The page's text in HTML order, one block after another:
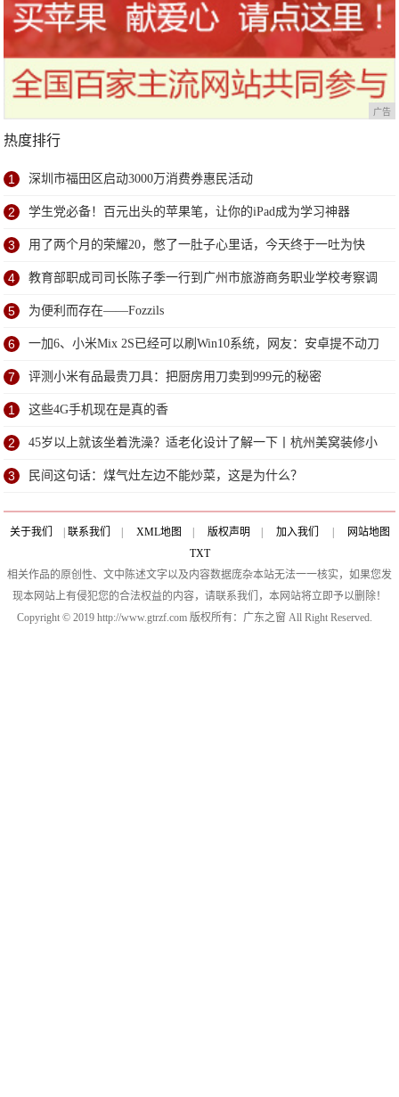
广告
热度排行
1 深圳市福田区启动3000万消费券惠民活动
2 学生党必备！百元出头的苹果笔，让你的iPad成为学习神器
3 用了两个月的荣耀20，憋了一肚子心里话，今天终于一吐为快
4 教育部职成司司长陈子季一行到广州市旅游商务职业学校考察调
研
5 为便利而存在——Fozzils
6 一加6、小米Mix 2S已经可以刷Win10系统，网友：安卓提不动刀
了？
7 评测小米有品最贵刀具：把厨房用刀卖到999元的秘密
1 这些4G手机现在是真的香
2 45岁以上就该坐着洗澡？适老化设计了解一下丨杭州美窝装修小
课堂
3 民间这句话：煤气灶左边不能炒菜，这是为什么？
关于我们 联系我们 XML地图 版权声明 加入我们
网站地图
TXT
相关作品的原创性、文中陈述文字以及内容数据庞杂本站无法一一核实，如果您发
现本网站上有侵犯您的合法权益的内容，请联系我们，本网站将立即予以删除！
Copyright © 2019 http://www.gtrzf.com 版权所有：广东之窗 All Right Reserved.